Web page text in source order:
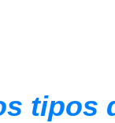
tipos